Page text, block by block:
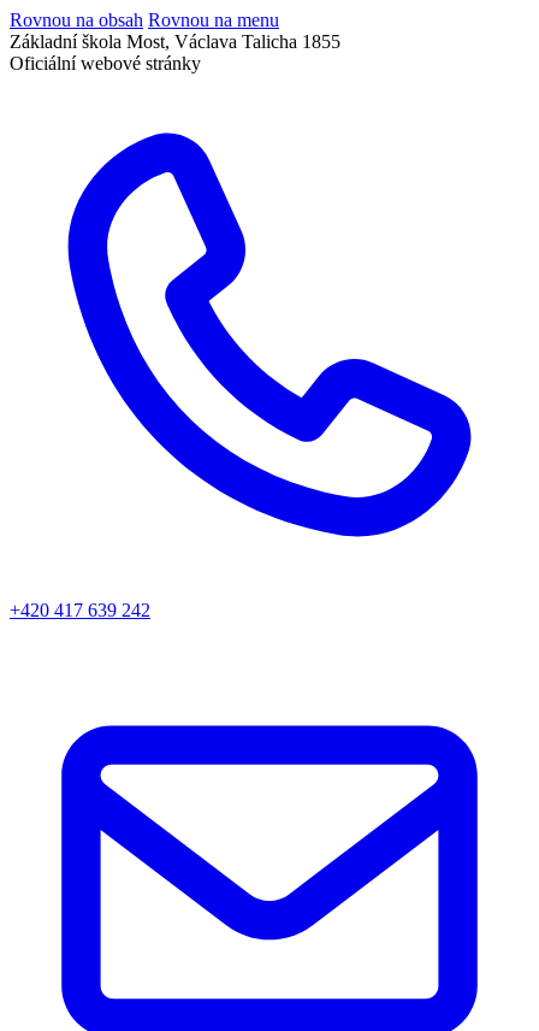
Rovnou na obsah Rovnou na menu
Základní škola Most, Václava Talicha 1855
Oficiální webové stránky
+420 417 639 242